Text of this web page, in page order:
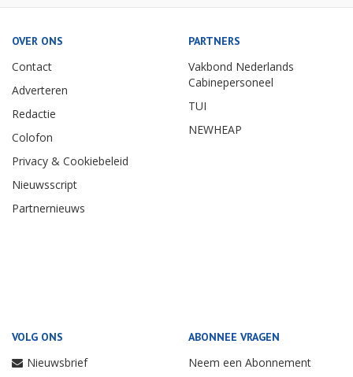
OVER ONS
Contact
Adverteren
Redactie
Colofon
Privacy & Cookiebeleid
Nieuwsscript
Partnernieuws
PARTNERS
Vakbond Nederlands
Cabinepersoneel
TUI
NEWHEAP
VOLG ONS
Nieuwsbrief
ABONNEE VRAGEN
Neem een Abonnement